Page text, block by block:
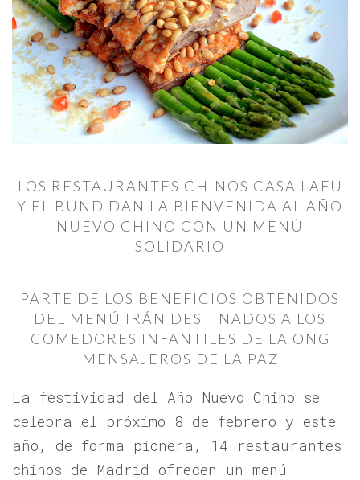
LOS RESTAURANTES CHINOS CASA LAFU
Y EL BUND DAN LA BIENVENIDA AL AÑO
NUEVO CHINO CON UN MENÚ
SOLIDARIO
PARTE DE LOS BENEFICIOS OBTENIDOS
DEL MENÚ IRÁN DESTINADOS A LOS
COMEDORES INFANTILES DE LA ONG
MENSAJEROS DE LA PAZ
La festividad del Año Nuevo Chino se
celebra el próximo 8 de febrero y este
año, de forma pionera, 14 restaurantes
chinos de Madrid ofrecen un menú